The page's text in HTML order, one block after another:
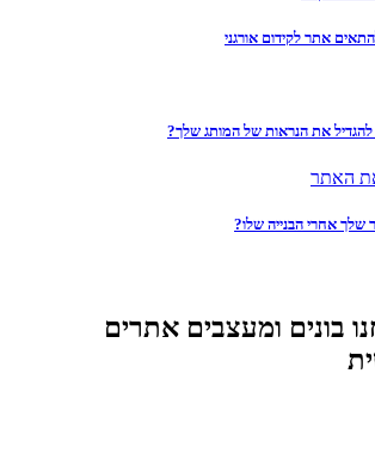
אתר לקידום אורגני
להגדיל את הנראות של המותג שלך?
אחרי הבנייה שלו?
בונים ומעצבים אתרים